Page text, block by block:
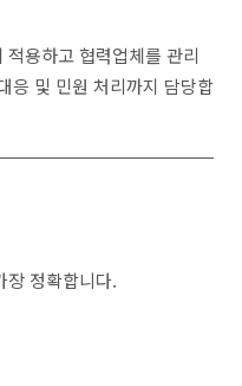
용하고 협력업체를 관리
응 및 민원 처리까지 담당합
장 정확합니다.